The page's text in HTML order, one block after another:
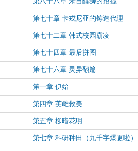
第七十章 卡戎尼亚的铸造代理
第七十二章 韩式校园霸凌
第七十四章 最后拼图
第七十六章 灵异翻篇
第一章 伊始
第四章 英雌救美
第五章 柳暗花明
第七章 科研种田（九千字爆更啦）